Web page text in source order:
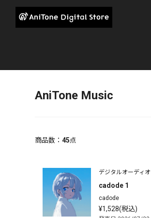
AniTone Music
商品数： 45点
デジタルオーディオ
cadode 1
cadode
¥1,528(税込)